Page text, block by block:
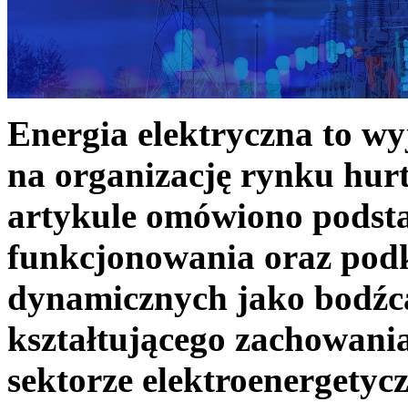
Energia elektryczna to
na organizację rynku
artykule omówiono
funkcjonowania oraz
dynamicznych jako
kształtującego
sektorze